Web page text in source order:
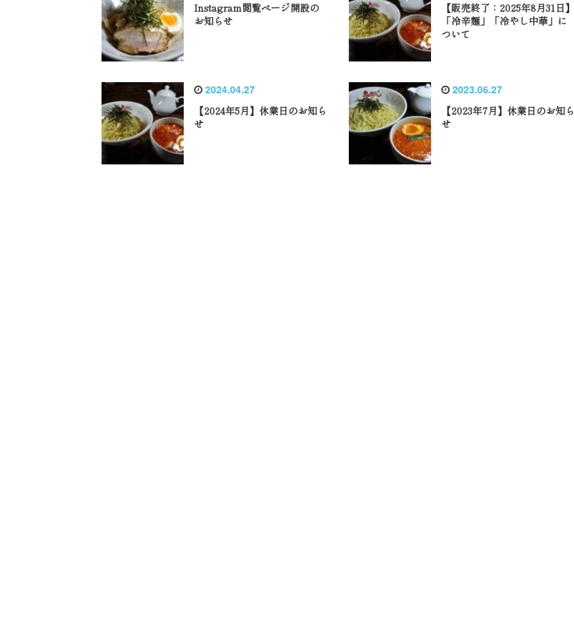
Instagram閲覧ページ開設の
お知らせ
【販売終了：2025年8月31日】
「冷辛麺」「冷やし中華」に
ついて
2024.04.27
【2024年5月】休業日のお知ら
せ
2023.06.27
【2023年7月】休業日のお知ら
せ